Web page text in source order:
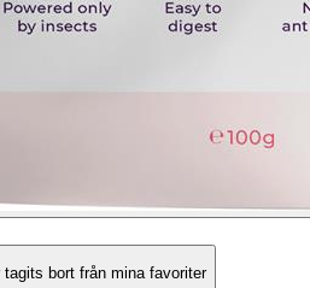
tagits bort från mina favoriter